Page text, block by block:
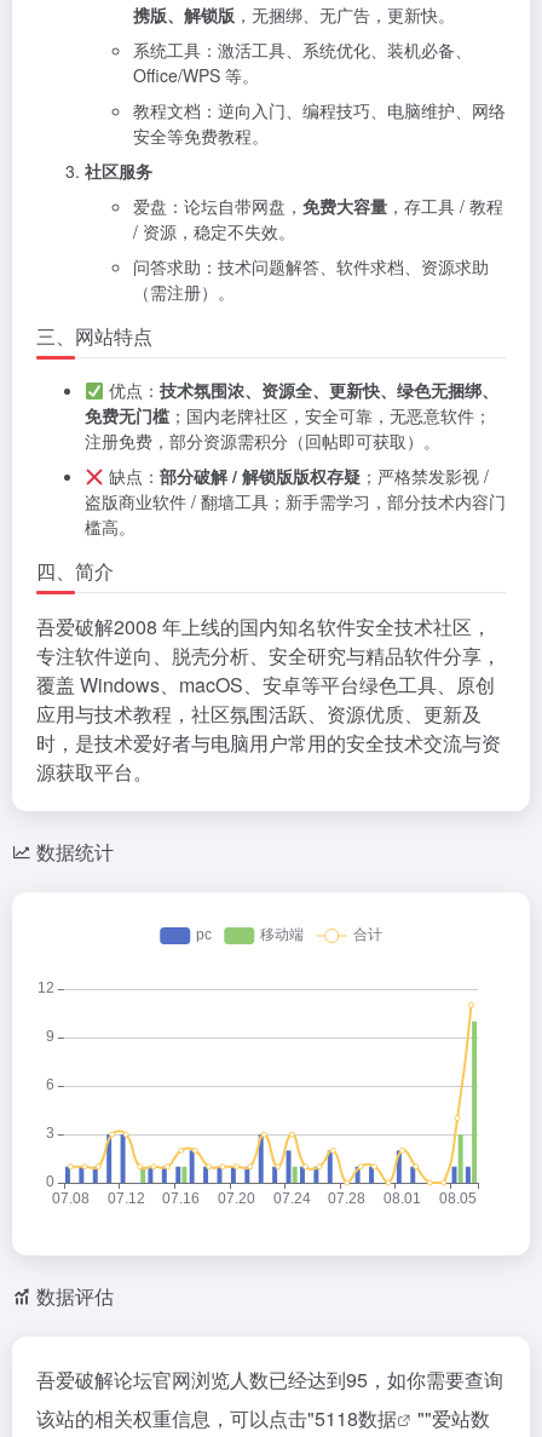
携版、解锁版 ，无捆绑、无广告，更新快。
系统工具：激活工具、系统优化、装机必备、
Office/WPS 等。
教程文档：逆向入门、编程技巧、电脑维护、网络
安全等免费教程。
社区服务
爱盘：论坛自带网盘， 免费大容量 ，存工具 / 教程
/ 资源，稳定不失效。
问答求助：技术问题解答、软件求档、资源求助
（需注册）。
三、网站特点
优点： 技术氛围浓、资源全、更新快、绿色无捆绑、
免费无门槛 ；国内老牌社区，安全可靠，无恶意软件；
注册免费，部分资源需积分（回帖即可获取）。
缺点： 部分破解 / 解锁版版权存疑；严格禁发影视 /
盗版商业软件 / 翻墙工具；新手需学习，部分技术内容门
槛高。
四、简介
吾爱破解2008 年上线的国内知名软件安全技术社区，
专注软件逆向、脱壳分析、安全研究与精品软件分享，
覆盖 Windows、macOS、安卓等平台绿色工具、原创
应用与技术教程，社区氛围活跃、资源优质、更新及
时，是技术爱好者与电脑用户常用的安全技术交流与资
源获取平台。
数据统计
数据评估
吾爱破解论坛官网浏览人数已经达到95，如你需要查询
该站的相关权重信息，可以点击"5118数据 ""爱站数